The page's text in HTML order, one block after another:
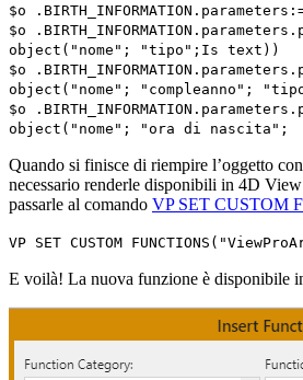
$o . BIRTH_INFORMATION . parameters
$o . BIRTH_INFORMATION . parameters .
object ("nome"; "tipo"; Is text ))
$o . BIRTH_INFORMATION . parameters .
object ("nome"; "compleanno";
$o . BIRTH_INFORMATION . parameters .
object ("nome"; "ora di nascita";
Quando si finisce di riempire l’oggetto
necessario renderle disponibili in 4D
passarle al comando VP SET CUSTOM
VP SET CUSTOM FUNCTIONS
E voilà! La nuova funzione è disponibile